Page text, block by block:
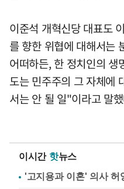
이준석 개혁신당 대표도
를 향한 위협에 대해서는
어떠하든, 한 정치인의 생
도는 민주주의 그 자체에
서는 안 될 일"이라고 말
이시간 핫뉴스
'고지용과 이혼' 의사 허